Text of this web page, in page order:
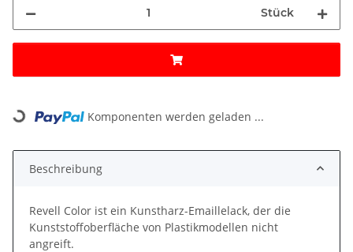
Stück
Loading... Komponenten werden geladen ...
Beschreibung
Revell Color ist ein Kunstharz-Emaillelack, der die
Kunststoffoberfläche von Plastikmodellen nicht
angreift.